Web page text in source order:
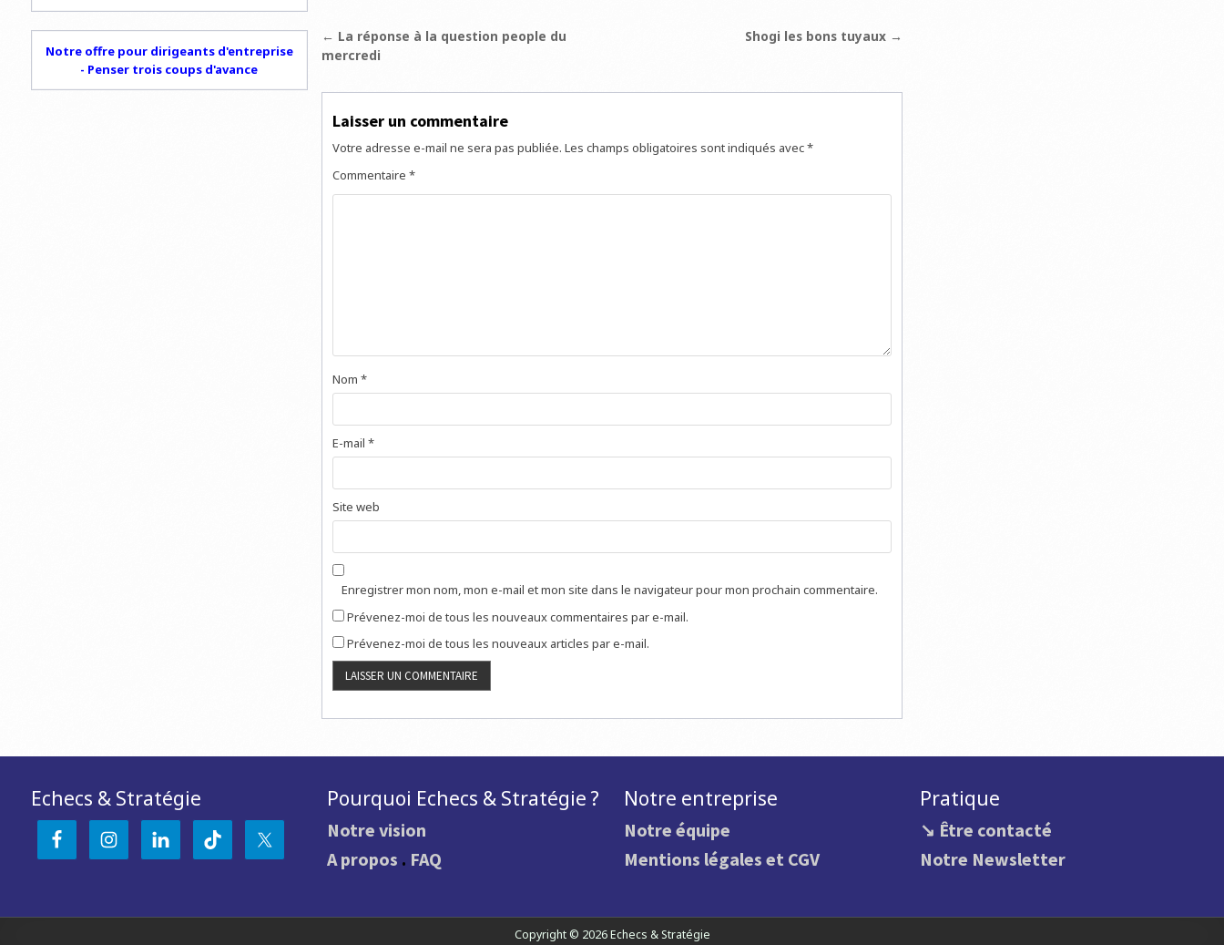
Navigation
de
l’article
Shogi les bons tuyaux →
← La réponse à la question people du
mercredi
Laisser un commentaire
Votre adresse e-mail ne sera pas publiée. Les champs obligatoires sont indiqués avec*
Commentaire *
Nom *
E-mail *
Site web
Enregistrer mon nom, mon e-mail et mon site dans le navigateur pour mon prochain commentaire.
Prévenez-moi de tous les nouveaux commentaires par e-mail.
Prévenez-moi de tous les nouveaux articles par e-mail.
Notre offre pour dirigeants d'entreprise
- Penser trois coups d'avance
Echecs & Stratégie Pourquoi Echecs & Stratégie ?
Notre vision
A propos . FAQ
Notre entreprise
Notre équipe
Mentions légales et CGV
Pratique
↘ Être contacté
Notre Newsletter
Copyright © 2026 Echecs & Stratégie